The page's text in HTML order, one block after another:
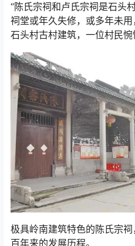
“陈氏宗祠和卢氏宗祠是石头
祠堂或年久失修，或多年未
石头村古村建筑，一位村民惋
极具岭南建筑特色的陈氏宗
百年来的发展历程。